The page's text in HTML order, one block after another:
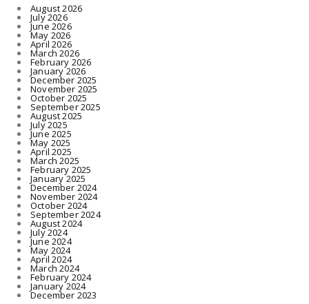
August 2026
July 2026
June 2026
May 2026
April 2026
March 2026
February 2026
January 2026
December 2025
November 2025
October 2025
September 2025
August 2025
July 2025
June 2025
May 2025
April 2025
March 2025
February 2025
January 2025
December 2024
November 2024
October 2024
September 2024
August 2024
July 2024
June 2024
May 2024
April 2024
March 2024
February 2024
January 2024
December 2023